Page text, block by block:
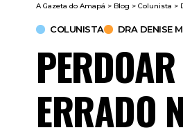
A Gazeta do Amapá > Blog > Colunista >
COLUNISTA DRA DENISE
ERRADO